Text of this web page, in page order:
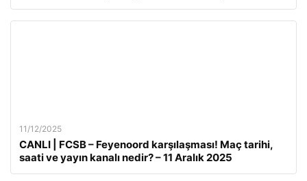
11/12/2025
CANLI | FCSB – Feyenoord karşılaşması! Maç tarihi,
saati ve yayın kanalı nedir? – 11 Aralık 2025